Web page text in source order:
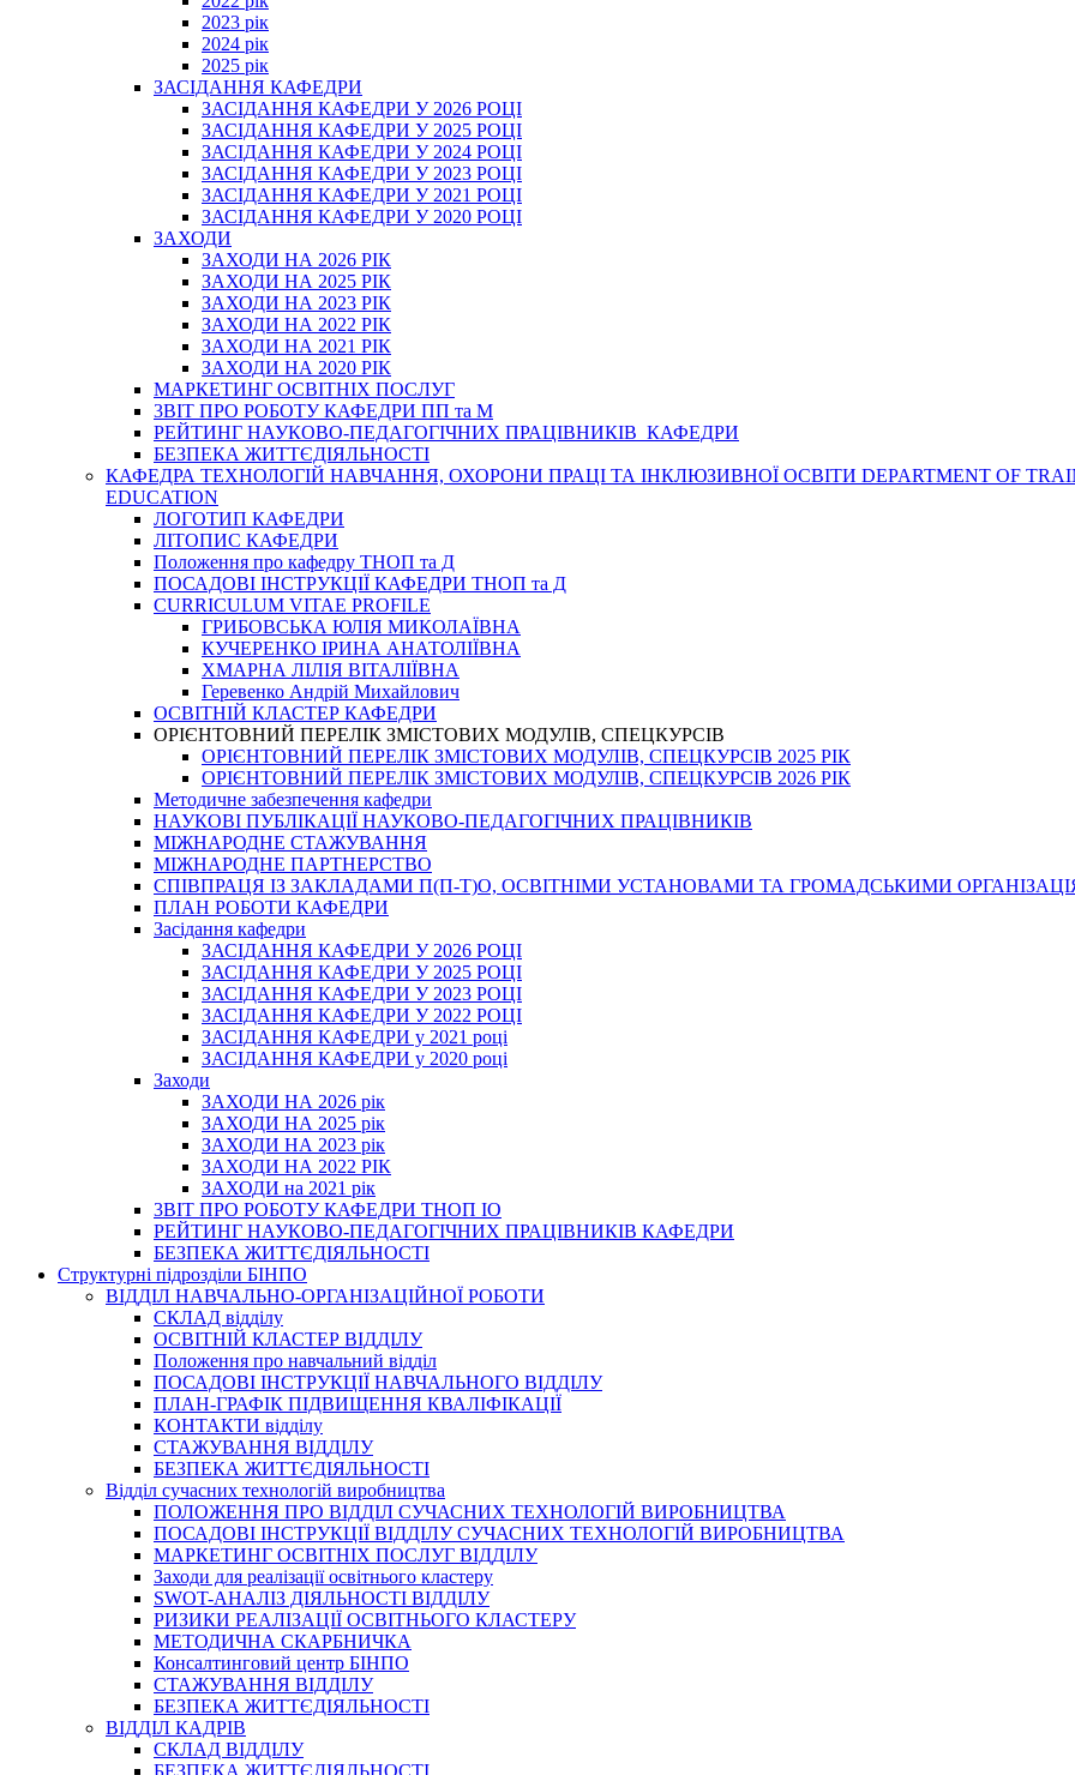
2023 рік
2024 рік
2025 рік
ЗАСІДАННЯ КАФЕДРИ
ЗАСІДАННЯ КАФЕДРИ У 2026 РОЦІ
ЗАСІДАННЯ КАФЕДРИ У 2025 РОЦІ
ЗАСІДАННЯ КАФЕДРИ У 2024 РОЦІ
ЗАСІДАННЯ КАФЕДРИ У 2023 РОЦІ
ЗАСІДАННЯ КАФЕДРИ У 2021 РОЦІ
ЗАСІДАННЯ КАФЕДРИ У 2020 РОЦІ
ЗАХОДИ
ЗАХОДИ НА 2026 РІК
ЗАХОДИ НА 2025 РІК
ЗАХОДИ НА 2023 РІК
ЗАХОДИ НА 2022 РІК
ЗАХОДИ НА 2021 РІК
ЗАХОДИ НА 2020 РІК
МАРКЕТИНГ ОСВІТНІХ ПОСЛУГ
3BIT ПРО РОБОТУ КАФЕДРИ ПП та М
РЕЙТИНГ НАУКОВО-ПЕДАГОГІЧНИХ ПРАЦІВНИКІВ КАФЕДРИ
БЕЗПЕКА ЖИТТЄДІЯЛЬНОСТІ
КАФЕДРА ТЕХНОЛОГІЙ НАВЧАННЯ, ОХОРОНИ ПРАЦІ ТА ІНКЛЮЗИВНОЇ ОСВІТИ DEPARTMENT OF
EDUCATION
ЛОГОТИП КАФЕДРИ
ЛІТОПИС КАФЕДРИ
Положення про кафедру ТНОП та Д
ПОСАДОВІ ІНСТРУКЦІЇ КАФЕДРИ ТНОП та Д
CURRICULUM VITAE PROFILE
ГРИБОВСЬКА ЮЛІЯ МИКОЛАЇВНА
КУЧЕРЕНКО ІРИНА АНАТОЛІЇВНА
ХМАРНА ЛІЛІЯ ВІТАЛІЇВНА
Геревенко Андрій Михайлович
ОСВІТНІЙ КЛАСТЕР КАФЕДРИ
ОРІЄНТОВНИЙ ПЕРЕЛІК ЗМІСТОВИХ МОДУЛІВ, СПЕЦКУРСІВ
ОРІЄНТОВНИЙ ПЕРЕЛІК ЗМІСТОВИХ МОДУЛІВ, СПЕЦКУРСІВ 2025 РІК
ОРІЄНТОВНИЙ ПЕРЕЛІК ЗМІСТОВИХ МОДУЛІВ, СПЕЦКУРСІВ 2026 РІК
Методичне забезпечення кафедри
НАУКОВІ ПУБЛІКАЦІЇ НАУКОВО-ПЕДАГОГІЧНИХ ПРАЦІВНИКІВ
МІЖНАРОДНЕ СТАЖУВАННЯ
МІЖНАРОДНЕ ПАРТНЕРСТВО
СПІВПРАЦЯ ІЗ ЗАКЛАДАМИ П(П-Т)О, ОСВІТНІМИ УСТАНОВАМИ ТА ГРОМАДСЬКИМИ
ПЛАН РОБОТИ КАФЕДРИ
Засідання кафедри
ЗАСІДАННЯ КАФЕДРИ У 2026 РОЦІ
ЗАСІДАННЯ КАФЕДРИ У 2025 РОЦІ
ЗАСІДАННЯ КАФЕДРИ У 2023 РОЦІ
ЗАСІДАННЯ КАФЕДРИ У 2022 РОЦІ
ЗАСІДАННЯ КАФЕДРИ у 2021 році
ЗАСІДАННЯ КАФЕДРИ у 2020 році
Заходи
ЗАХОДИ НА 2026 рік
ЗАХОДИ НА 2025 рік
ЗАХОДИ НА 2023 рік
ЗАХОДИ НА 2022 РІК
ЗАХОДИ на 2021 рік
3BIT ПРО РОБОТУ КАФЕДРИ ТНОП ІО
РЕЙТИНГ НАУКОВО-ПЕДАГОГІЧНИХ ПРАЦІВНИКІВ КАФЕДРИ
БЕЗПЕКА ЖИТТЄДІЯЛЬНОСТІ
Структурні підрозділи БІНПО
ВІДДІЛ НАВЧАЛЬНО-ОРГАНІЗАЦІЙНОЇ РОБОТИ
СКЛАД відділу
ОСВІТНІЙ КЛАСТЕР ВІДДІЛУ
Положення про навчальний вiддiл
ПОСАДОВІ ІНСТРУКЦІЇ НАВЧАЛЬНОГО ВІДДІЛУ
ПЛАН-ГРАФІК ПІДВИЩЕННЯ КВАЛІФІКАЦІЇ
КОНТАКТИ відділу
СТАЖУВАННЯ ВІДДІЛУ
БЕЗПЕКА ЖИТТЄДІЯЛЬНОСТІ
Відділ сучасних технологій виробництва
ПОЛОЖЕННЯ ПРО ВІДДІЛ СУЧАСНИХ ТЕХНОЛОГІЙ ВИРОБНИЦТВА
ПОСАДОВІ ІНСТРУКЦІЇ ВІДДІЛУ СУЧАСНИХ ТЕХНОЛОГІЙ ВИРОБНИЦТВА
МАРКЕТИНГ ОСВІТНІХ ПОСЛУГ ВІДДІЛУ
Заходи для реалізації освітнього кластеру
SWOT-АНАЛІЗ ДІЯЛЬНОСТІ ВІДДІЛУ
РИЗИКИ РЕАЛІЗАЦІЇ ОСВІТНЬОГО КЛАСТЕРУ
МЕТОДИЧНА СКАРБНИЧКА
Консалтинговий центр БІНПО
СТАЖУВАННЯ ВІДДІЛУ
БЕЗПЕКА ЖИТТЄДІЯЛЬНОСТІ
ВІДДІЛ КАДРІВ
СКЛАД ВІДДІЛУ
БЕЗПЕКА ЖИТТЄДІЯЛЬНОСТІ